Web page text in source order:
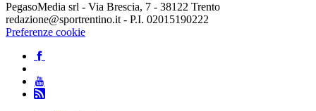
PegasoMedia srl - Via Brescia, 7 - 38122 Trento
redazione@sportrentino.it - P.I. 02015190222
Preferenze cookie